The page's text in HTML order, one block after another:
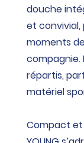
douche
et
moments
compagnie.
répartis,
matériel
Compact et